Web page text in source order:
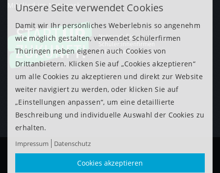
Mitglied im Netzwerk
Webdesign aus Jena von der e-Networkers GmbH
Unsere Seite verwendet Cookies
Damit wir Ihr persönliches Weberlebnis so angenehm
wie möglich gestalten, verwendet Schülerfirmen
Thüringen neben eigenen auch Cookies von
Drittanbietern. Klicken Sie auf „Cookies akzeptieren“
um alle Cookies zu akzeptieren und direkt zur Website
weiter navigiert zu werden, oder klicken Sie auf
„Einstellungen anpassen“, um eine detaillierte
Beschreibung und individuelle Auswahl der Cookies zu
erhalten.
Impressum Datenschutz
Cookies akzeptieren